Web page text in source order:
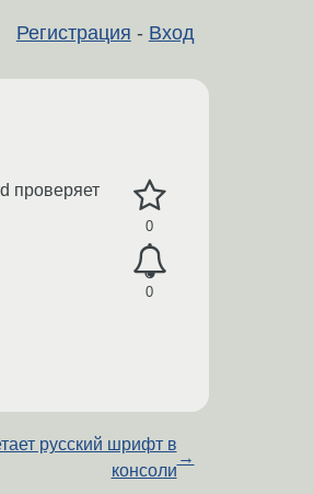
Регистрация - Вход
0
0
проверяет
русский шрифт в
консоли
→